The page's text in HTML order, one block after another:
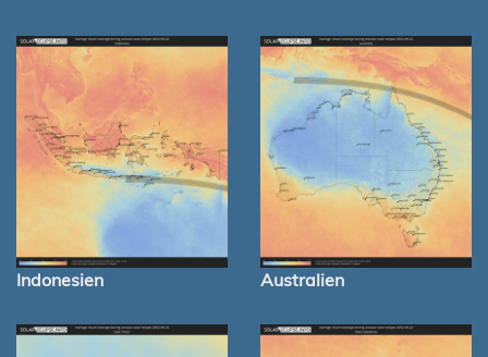
Indonesien Australien